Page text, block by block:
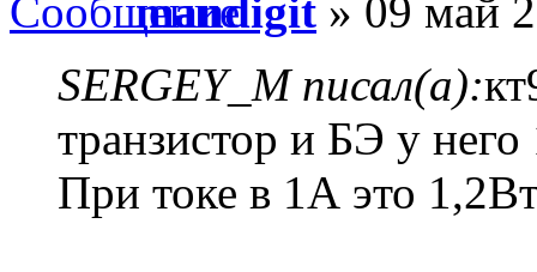
mandigit » 09 май
SERGEY_M писал(а):
транзистор и БЭ у
При токе в 1А это